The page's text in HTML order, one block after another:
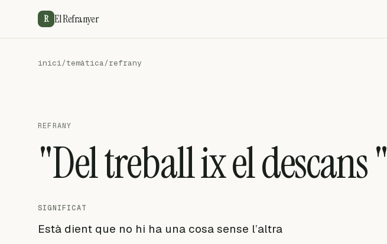
R El Refranyer
inici/temàtica/refrany
REFRANY
"Del treball ix el descans "
SIGNIFICAT
Està dient que no hi ha una cosa sense l’altra